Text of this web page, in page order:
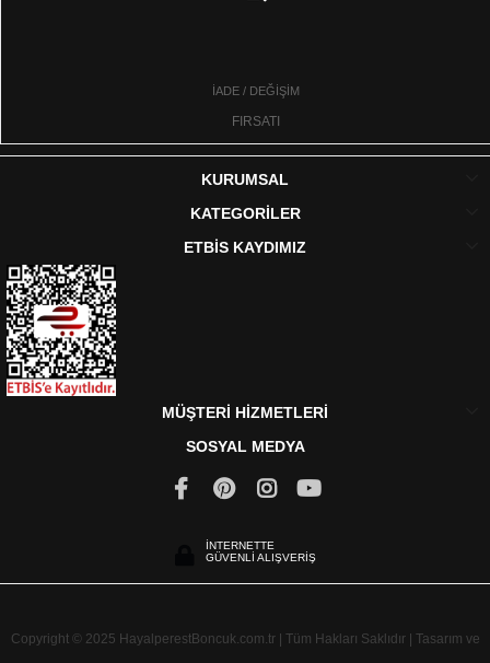
İADE / DEĞİŞİM
FIRSATI
KURUMSAL
KATEGORİLER
ETBİS KAYDIMIZ
MÜŞTERİ HİZMETLERİ
SOSYAL MEDYA
İNTERNETTE
GÜVENLİ ALIŞVERİŞ
Copyright © 2025 HayalperestBoncuk.com.tr | Tüm Hakları Saklıdır | Tasarım ve